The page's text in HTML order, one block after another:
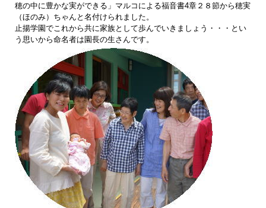
穂の中に豊かな実ができる」マルコによる福音書4章２８節から穂実
（ほのみ）ちゃんと名付けられました。
止揚学園でこれから共に家族として歩んでいきましょう・・・とい
う思いから命名者は園長の生さんです。